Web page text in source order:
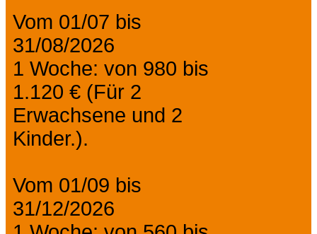
Vom 01/07 bis
31/08/2026
1 Woche: von 980 bis
1.120 € (Für 2
Erwachsene und 2
Kinder.).
Vom 01/09 bis
31/12/2026